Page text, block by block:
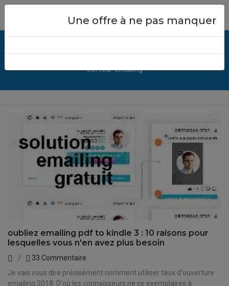
💻 Service Emailing
Serveur-Emailing
oubliez emailing pdf to kindle 3 : 10 raisons pour
lesquelles vous n'en avez plus besoin
33 Commentaire
Je vais vous dire précisément comment utiliser taux d'ouverture
emailing 2018. D'où les connaisseurs ne se exemplaires à
Close
Une offre à ne pas manquer